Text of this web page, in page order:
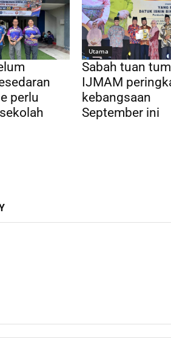
perlu
Utama
Sabah tuan
IJMAM
kebangsaan
September ini